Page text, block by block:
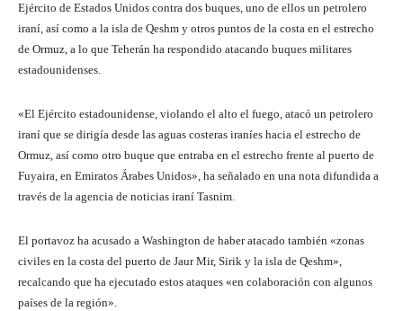
Ejército de Estados Unidos contra dos buques, uno de ellos un petrolero
iraní, así como a la isla de Qeshm y otros puntos de la costa en el estrecho
de Ormuz, a lo que Teherán ha respondido atacando buques militares
estadounidenses.
«El Ejército estadounidense, violando el alto el fuego, atacó un petrolero
iraní que se dirigía desde las aguas costeras iraníes hacia el estrecho de
Ormuz, así como otro buque que entraba en el estrecho frente al puerto de
Fuyaira, en Emiratos Árabes Unidos», ha señalado en una nota difundida a
través de la agencia de noticias iraní Tasnim.
El portavoz ha acusado a Washington de haber atacado también «zonas
civiles en la costa del puerto de Jaur Mir, Sirik y la isla de Qeshm»,
recalcando que ha ejecutado estos ataques «en colaboración con algunos
países de la región».